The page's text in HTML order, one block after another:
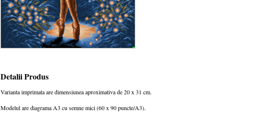
Detalii Produs
Varianta imprimata are dimensiunea aproximativa de 20 x 31 cm.
Modelul are diagrama A3 cu semne mici (60 x 90 puncte/A3).